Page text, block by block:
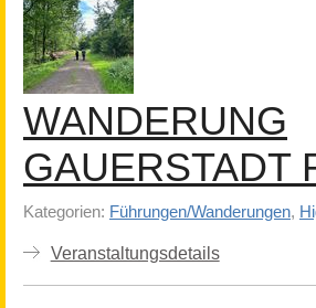
WANDERUNG
GAUERSTADT
Kategorien: Führungen/Wanderungen,
Veranstaltungsdetails